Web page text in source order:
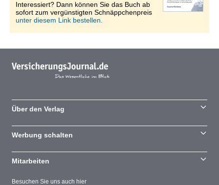
Interessiert? Dann können Sie das Buch ab
sofort zum vergünstigten Schnäppchenpreis
unter diesem Link bestellen.
Besuchen Sie uns auch hier
Über den Verlag
Werbung schalten
Mitarbeiten